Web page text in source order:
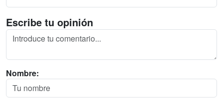
Escribe tu opinión
Nombre: